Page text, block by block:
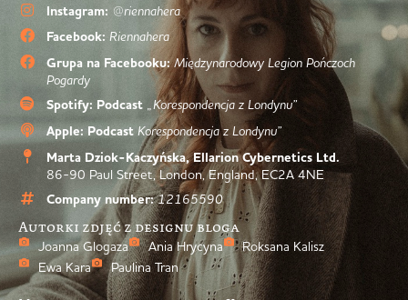
Instagram: @riennahera
Facebook: Riennahera
Grupa na Facebooku: Międzynarodowy Legion Pończoch
Pogardy
Spotify: Podcast „Korespondencja z Londynu”
Apple: Podcast Korespondencja z Londynu”
Marta Dziok-Kaczyńska, Ellarion Cybernetics Ltd.
86-90 Paul Street, London, England, EC2A 4NE
Company number: 12165590
Autorki zdjęć z designu bloga
Joanna Glogaza Ania Hrycyna
Roksana Kalisz
Ewa Kara
Paulina Tran